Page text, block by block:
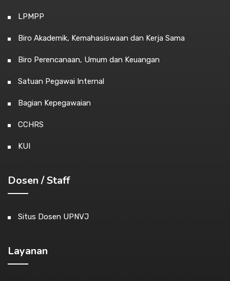
LPMPP
Biro Akademik, Kemahasiswaan dan Kerja Sama
Biro Perencanaan, Umum dan Keuangan
Satuan Pegawai Internal
Bagian Kepegawaian
CCHRS
KUI
Dosen / Staff
Situs Dosen UPNVJ
Layanan